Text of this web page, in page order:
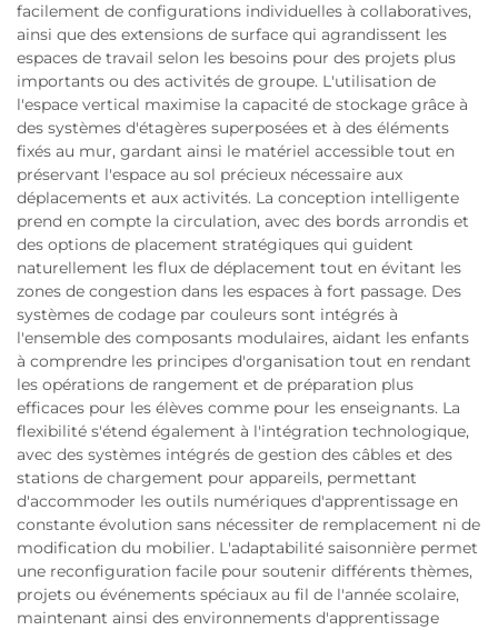
facilement de configurations individuelles à collaboratives,
ainsi que des extensions de surface qui agrandissent les
espaces de travail selon les besoins pour des projets plus
importants ou des activités de groupe. L'utilisation de
l'espace vertical maximise la capacité de stockage grâce à
des systèmes d'étagères superposées et à des éléments
fixés au mur, gardant ainsi le matériel accessible tout en
préservant l'espace au sol précieux nécessaire aux
déplacements et aux activités. La conception intelligente
prend en compte la circulation, avec des bords arrondis et
des options de placement stratégiques qui guident
naturellement les flux de déplacement tout en évitant les
zones de congestion dans les espaces à fort passage. Des
systèmes de codage par couleurs sont intégrés à
l'ensemble des composants modulaires, aidant les enfants
à comprendre les principes d'organisation tout en rendant
les opérations de rangement et de préparation plus
efficaces pour les élèves comme pour les enseignants. La
flexibilité s'étend également à l'intégration technologique,
avec des systèmes intégrés de gestion des câbles et des
stations de chargement pour appareils, permettant
d'accommoder les outils numériques d'apprentissage en
constante évolution sans nécessiter de remplacement ni de
modification du mobilier. L'adaptabilité saisonnière permet
une reconfiguration facile pour soutenir différents thèmes,
projets ou événements spéciaux au fil de l'année scolaire,
maintenant ainsi des environnements d'apprentissage